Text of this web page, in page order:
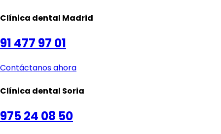
Clínica dental Madrid
91 477 97 01
Contáctanos ahora
Clínica dental Soria
975 24 08 50